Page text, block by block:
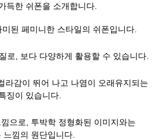
득한 쉬폰을 소개합니다.
된 페미니한 스타일의 쉬폰입니다.
로, 보다 다양하게 활용할 수 있습니다.
라감이 뛰어 나고 나염이 오래유지되는
징이 있습니다.
으로, 투박학 정형화된 이미지와는
느낌의 원단입니다.